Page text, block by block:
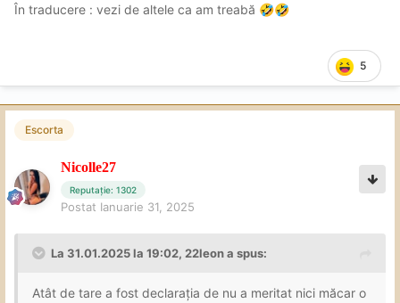
În traducere : vezi de altele ca am treabă 🤣🤣
5
Escorta
Nicolle27
Reputație: 1302
Postat Ianuarie 31, 2025
La 31.01.2025 la 19:02, 22leona spus:
Atât de tare a fost declarația de nu a meritat nici măcar o